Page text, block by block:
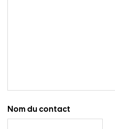
Nom du contact